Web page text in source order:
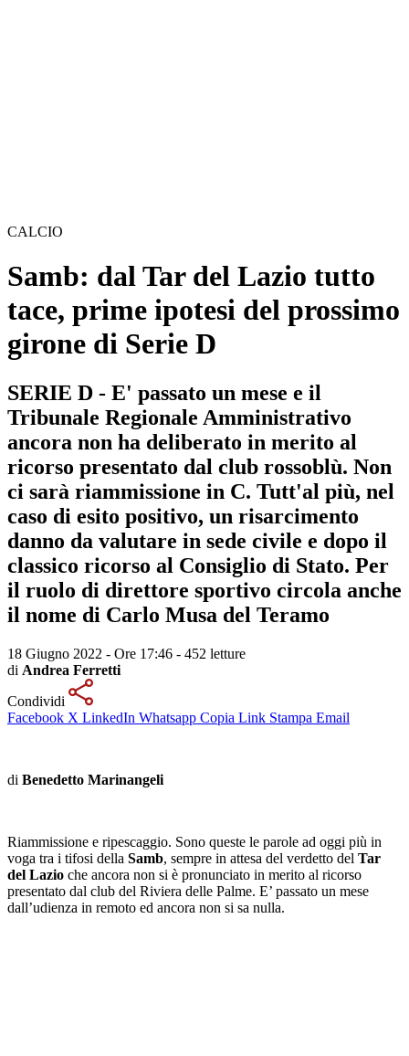
CALCIO
Samb: dal Tar del Lazio tutto
tace, prime ipotesi del prossimo
girone di Serie D
SERIE D - E' passato un mese e il
Tribunale Regionale Amministrativo
ancora non ha deliberato in merito al
ricorso presentato dal club rossoblù. Non
ci sarà riammissione in C. Tutt'al più, nel
caso di esito positivo, un risarcimento
danno da valutare in sede civile e dopo il
classico ricorso al Consiglio di Stato. Per
il ruolo di direttore sportivo circola anche
il nome di Carlo Musa del Teramo
18 Giugno 2022 - Ore 17:46 - 452 letture
di Andrea Ferretti
Condividi
Facebook X LinkedIn Whatsapp Copia Link Stampa Email
di Benedetto Marinangeli
Riammissione e ripescaggio. Sono queste le parole ad oggi più in
voga tra i tifosi della Samb, sempre in attesa del verdetto del Tar
del Lazio che ancora non si è pronunciato in merito al ricorso
presentato dal club del Riviera delle Palme. E’ passato un mese
dall’udienza in remoto ed ancora non si sa nulla.